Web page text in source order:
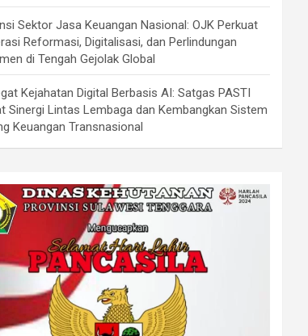
Sektor Jasa Keuangan Nasional: OJK Perkuat
Reformasi, Digitalisasi, dan Perlindungan
di Tengah Gejolak Global
Kejahatan Digital Berbasis AI: Satgas PASTI
Sinergi Lintas Lembaga dan Kembangkan Sistem
Keuangan Transnasional